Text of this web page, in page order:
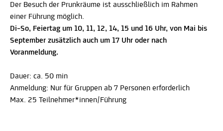
Der Besuch der Prunkräume ist ausschließlich im Rahmen
einer Führung möglich.
Di–So, Feiertag um 10, 11, 12, 14, 15 und 16 Uhr, von Mai bis
September zusätzlich auch um 17 Uhr oder nach
Voranmeldung.
Dauer: ca. 50 min
Anmeldung: Nur für Gruppen ab 7 Personen erforderlich
Max. 25 Teilnehmer*innen/Führung